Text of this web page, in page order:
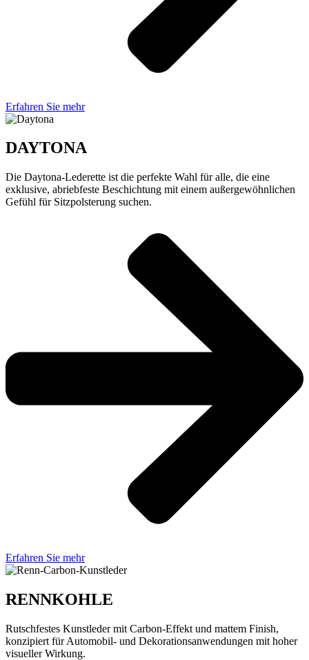
Erfahren Sie mehr
DAYTONA
Die Daytona-Lederette ist die perfekte Wahl für alle, die eine
exklusive, abriebfeste Beschichtung mit einem außergewöhnlichen
Gefühl für Sitzpolsterung suchen.
Erfahren Sie mehr
RENNKOHLE
Rutschfestes Kunstleder mit Carbon-Effekt und mattem Finish,
konzipiert für Automobil- und Dekorationsanwendungen mit hoher
visueller Wirkung.